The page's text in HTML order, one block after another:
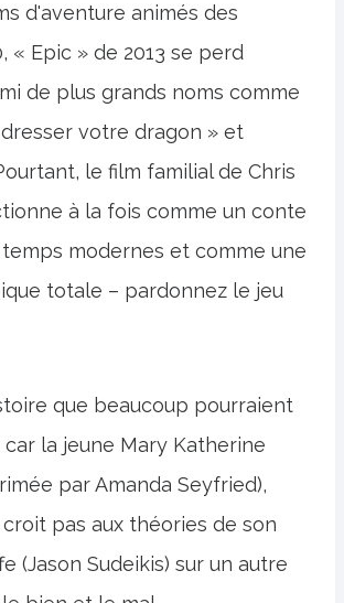
d'aventure animés des
« Epic » de 2013 se perd
de plus grands noms comme
votre dragon » et
le film familial de Chris
à la fois comme un conte
modernes et comme une
totale – pardonnez le jeu
que beaucoup pourraient
la jeune Mary Katherine
par Amanda Seyfried),
croit pas aux théories de son
(Jason Sudeikis) sur un autre